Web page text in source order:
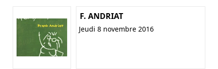
F. ANDRIAT
Jeudi 8 novembre 2016